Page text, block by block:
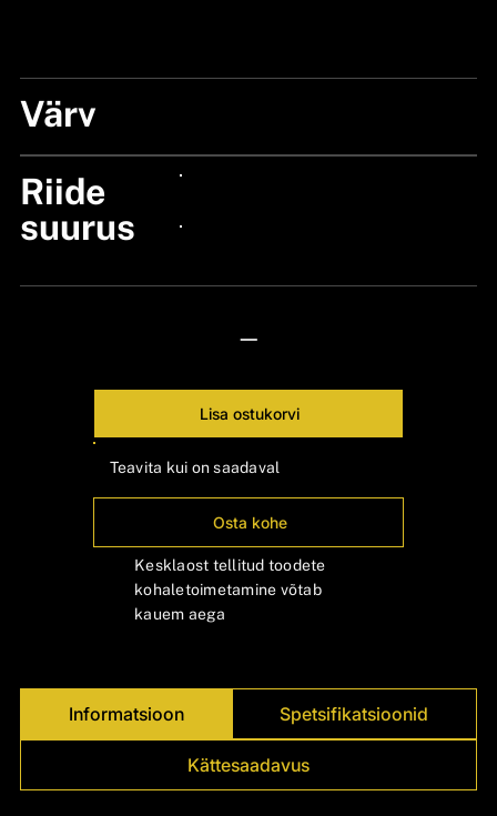
Värv
Riide
suurus
—
Lisa ostukorvi
Teavita kui on saadaval
Osta kohe
Kesklaost tellitud toodete
kohaletoimetamine võtab
kauem aega
Informatsioon Spetsifikatsioonid
Kättesaadavus